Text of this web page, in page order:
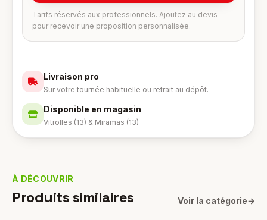
Tarifs réservés aux professionnels. Ajoutez au devis
pour recevoir une proposition personnalisée.
Livraison pro
Sur votre tournée habituelle ou retrait au dépôt.
Disponible en magasin
Vitrolles (13) & Miramas (13)
À DÉCOUVRIR
Produits similaires Voir la catégorie→